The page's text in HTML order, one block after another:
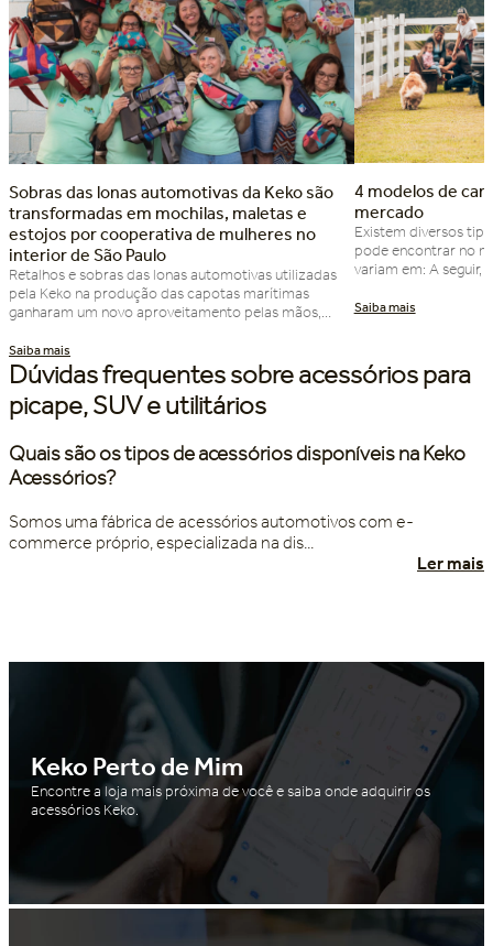
Sobras das lonas automotivas da Keko são
transformadas em mochilas, maletas e
estojos por cooperativa de mulheres no
interior de São Paulo
Retalhos e sobras das lonas automotivas utilizadas
pela Keko na produção das capotas marítimas
ganharam um novo aproveitamento pelas mãos,
Costura, de Indaiatuba, no interior de São Paulo.
Agora, esses materiais são utilizados na confecção
de produtos úteis e que ganham nova vida com a
economia […]
4 modelos de
mercado
Existem diversos
pode encontrar no
variam em: A seguir,
modelos de
no dia a dia, […]
Dúvidas frequentes sobre acessórios para
picape, SUV e utilitários
Quais são os tipos de acessórios disponíveis na Keko
Acessórios?
Somos uma fábrica de acessórios automotivos com e-
commerce próprio, especializada na dis...
Ler mais
Keko Perto de Mim
Encontre a loja mais próxima de você e saiba onde adquirir os
acessórios Keko.